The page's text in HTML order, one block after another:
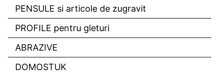
PENSULE si articole de zugravit
PROFILE pentru gleturi
ABRAZIVE
DOMOSTUK